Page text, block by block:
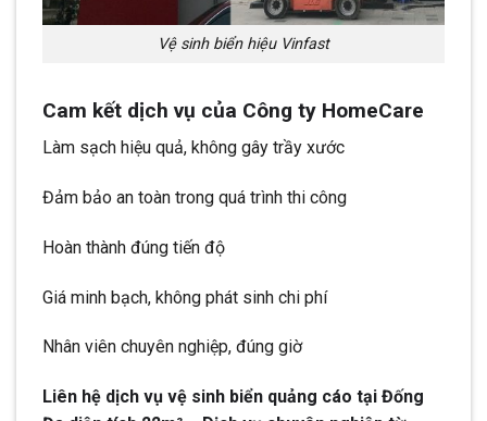
Vệ sinh biển hiệu Vinfast
Cam kết dịch vụ của Công ty HomeCare
Làm sạch hiệu quả, không gây trầy xước
Đảm bảo an toàn trong quá trình thi công
Hoàn thành đúng tiến độ
Giá minh bạch, không phát sinh chi phí
Nhân viên chuyên nghiệp, đúng giờ
Liên hệ dịch vụ vệ sinh biển quảng cáo tại Đống